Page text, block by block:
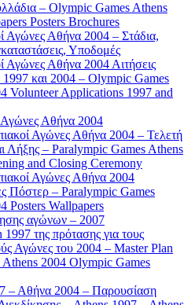
– Olympic Games Athens
Posters Brochures
Αγώνες Αθήνα 2004 – Στάδια,
Υποδομές
Αγώνες Αθήνα 2004 Αιτήσεις
και 2004 – Olympic Games
Volunteer Applications 1997 and
Αθήνα 2004
Αγώνες Αθήνα 2004 – Τελετή
Λήξης – Paralympic Games Athens
and Closing Ceremony
Αγώνες Αθήνα 2004
Πόστερ – Paralympic Games
Posters Wallpapers
αγώνων – 2007
της πρότασης για τους
Αγώνες του 2004 – Master Plan
Athens 2004 Olympic Games
– Αθήνα 2004 – Παρουσίαση